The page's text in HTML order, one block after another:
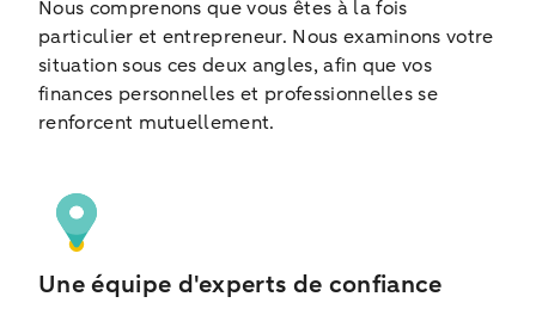
Nous comprenons que vous êtes à la fois
particulier et entrepreneur. Nous examinons votre
situation sous ces deux angles, afin que vos
finances personnelles et professionnelles se
renforcent mutuellement.
Une équipe d'experts de confiance